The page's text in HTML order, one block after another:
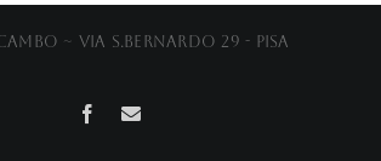
~ Via S.Bernardo 29 - Pisa
Facebook
Email